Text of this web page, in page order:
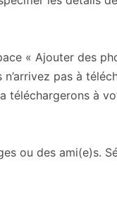
« Ajouter des
pas à
téléchargerons à
ou des ami(e)s.